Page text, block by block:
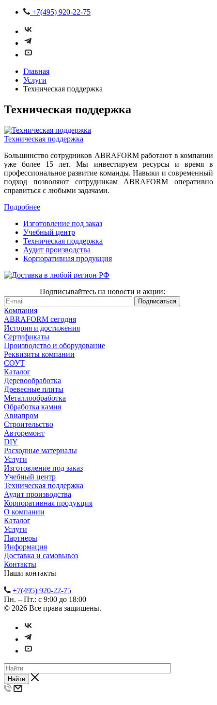
+7(495) 920-22-75
Главная
Услуги
Техническая поддержка
Техническая поддержка
Техническая поддержка
Большинство сотрудников ABRAFORM работают в компании
уже более 15 лет. Мы инвестируем ресурсы и время в
профессиональное развитие команды. Навыки и современный
подход позволяют сотрудникам ABRAFORM оперативно
справиться с любыми задачами.
Подробнее
Изготовление под заказ
Учебный центр
Техническая поддержка
Аудит производства
Корпоративная продукция
Подписывайтесь на новости и акции:
Компания
ABRAFORM сегодня
История и достижения
Сертификаты
Производство и оборудование
Реквизиты компании
СОУТ
Каталог
Деревообработка
Древесные плиты
Металлообработка
Обработка камня
Авиапром
Строительство
Авторемонт
DIY
Расходные материалы
Услуги
Изготовление под заказ
Учебный центр
Техническая поддержка
Аудит производства
Корпоративная продукция
О компании
Каталог
Услуги
Партнеры
Информация
Доставка и самовывоз
Контакты
Наши контакты
+7(495) 920-22-75
Пн. – Пт.: с 9:00 до 18:00
© 2026 Все права защищены.
Найти